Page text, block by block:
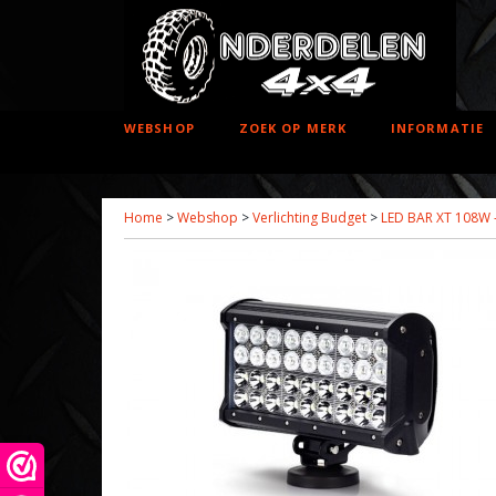
WEBSHOP ZOEK OP MERK INFORMATIE
Home >Webshop >Verlichting Budget > LED BAR XT